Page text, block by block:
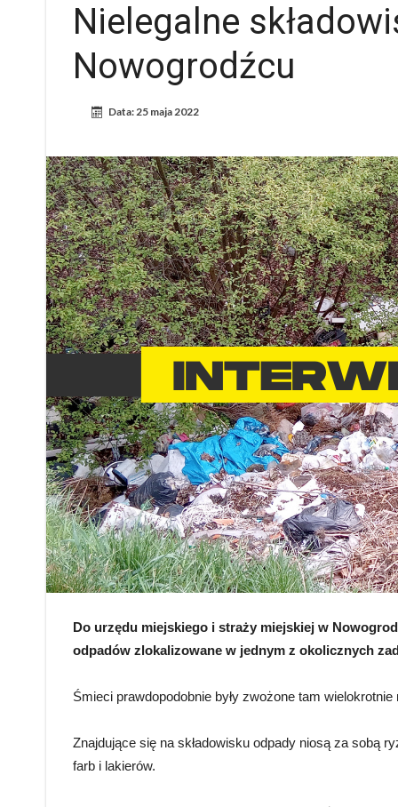
Nielegalne
Nowogrodźcu
Data:25 maja 2022
Do urzędu miejskiego i straży miejskiej w
odpadów zlokalizowane w jednym z okolicznych
Śmieci prawdopodobnie były zwożone tam
Znajdujące się na składowisku odpady niosą za sobą
farb i lakierów.